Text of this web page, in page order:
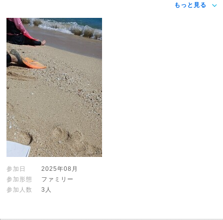
もっと見る
参加日
2025年08月
参加形態
ファミリー
参加人数
3人